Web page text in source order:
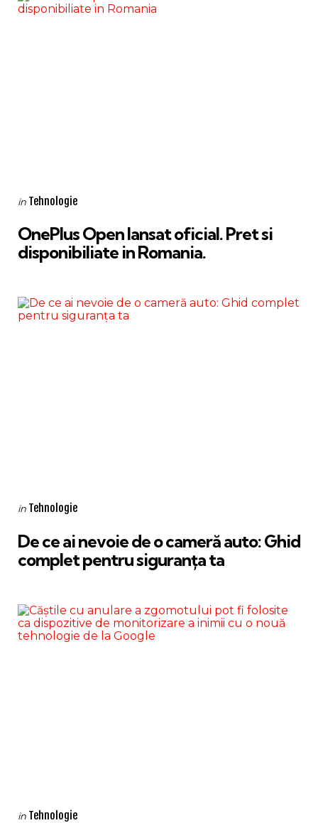
Categories
Posted
in Tehnologie
OnePlus Open lansat oficial. Pret si
disponibiliate in Romania.
Categories
Posted
in Tehnologie
De ce ai nevoie de o cameră auto: Ghid
complet pentru siguranța ta
Categories
Posted
in Tehnologie